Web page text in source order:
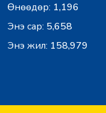
Өнөөдөр: 1,196
Энэ сар: 5,658
Энэ жил: 158,979